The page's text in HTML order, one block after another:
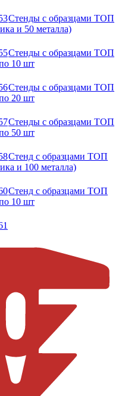
Стенды с образцами ТОП
и 50 металла)
Стенды с образцами ТОП
10 шт
Стенды с образцами ТОП
20 шт
Стенды с образцами ТОП
50 шт
Стенд с образцами ТОП
и 100 металла)
Стенд с образцами ТОП
10 шт